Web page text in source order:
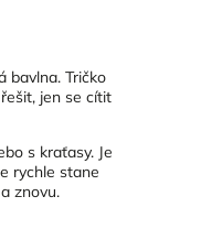
bavlna. Tričko
jen se cítit
s kraťasy. Je
rychle stane
znovu.